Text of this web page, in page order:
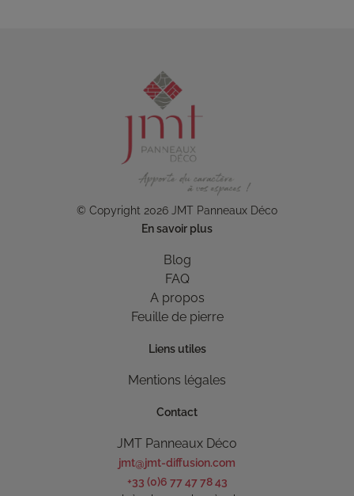
© Copyright 2026 JMT Panneaux Déco
En savoir plus
Blog
FAQ
A propos
Feuille de pierre
Liens utiles
Mentions légales
Contact
JMT Panneaux Déco
jmt@jmt-diffusion.com
+33 (0)6 77 47 78 43